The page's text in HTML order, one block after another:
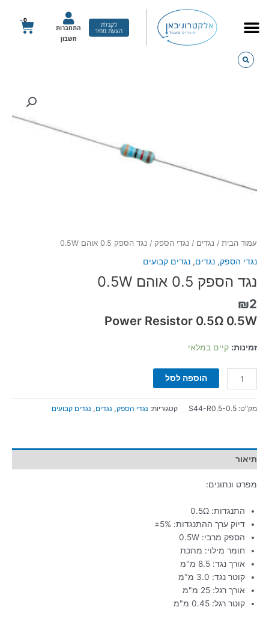
לקבלת
הצעת מחיר
התחברות
חשבון
0
עגלת
עמוד הבית / נגדים / נגדי הספק / נגד הספק 0.5 אוהם 0.5W
נגדי הספק, נגדים, נגדים קבועים
נגד הספק 0.5 אוהם 0.5W
₪2
Power Resistor 0.5Ω 0.5W
זמינות: קיים במלאי
הוספה לסל
מק"ט: S44-R0.5-0.5 קטגוריות: נגדי הספק, נגדים, נגדים קבועים
תיאור
מפרט ונתונים:
התנגדות: 0.5Ω
דיוק ערך ההתנגדות: ±5%
הספק מרבי: 0.5W
חומר מילוי: מתכת
אורך נגד: 8.5 מ"מ
קוטר נגד: 3.0 מ"מ
אורך רגל: 25 מ"מ
קוטר רגל: 0.45 מ"מ